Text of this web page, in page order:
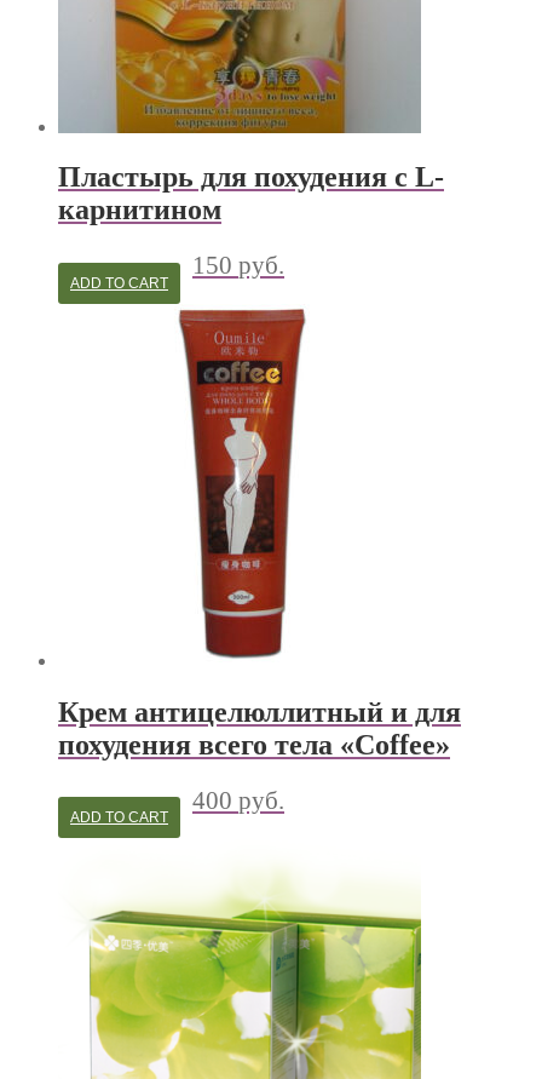
Пластырь для похудения с L-
карнитином
150 руб.
ADD TO CART
Крем антицелюллитный и для
похудения всего тела «Coffee»
400 руб.
ADD TO CART